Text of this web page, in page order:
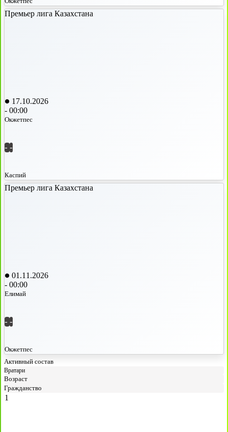
Премьер лига Казахстана
17.10.2026
- 00:00
Окжетпес
- -
Каспий
Премьер лига Казахстана
01.11.2026
- 00:00
Елимай
- -
Окжетпес
Активный состав
Вратари
Возраст
Гражданство
1